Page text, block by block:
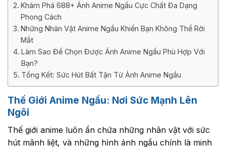
Khám Phá 688+ Ảnh Anime Ngầu Cực Chất Đa Dạng
Phong Cách
Những Nhân Vật Anime Ngầu Khiến Bạn Không Thể Rời
Mắt
Làm Sao Để Chọn Được Ảnh Anime Ngầu Phù Hợp Với
Bạn?
Tổng Kết: Sức Hút Bất Tận Từ Ảnh Anime Ngầu
Thế Giới Anime Ngầu: Nơi Sức Mạnh Lên
Ngôi
Thế giới anime luôn ẩn chứa những nhân vật với sức
hút mãnh liệt, và những hình ảnh ngầu chính là minh